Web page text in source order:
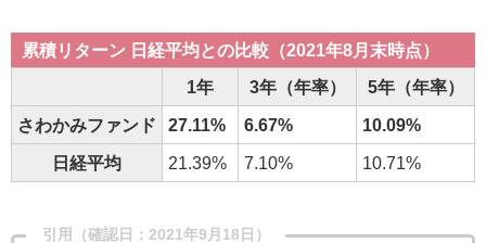
累積リターン 日経平均との比較（2021年8月末時点）
1年 3年（年率） 5年（年率）
さわかみファンド 27.11% 6.67% 10.09%
日経平均 21.39% 7.10% 10.71%
引用（確認日：2021年9月18日）